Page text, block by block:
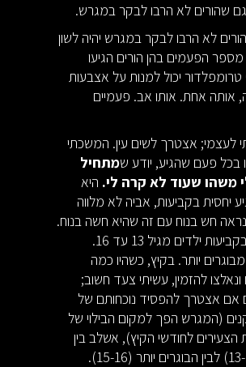
שהורים לא הרבו לבקר במגרש.
לא הרבו לבקר במגרש יהיה לשון
הפעמים בהן הורים הגיעו
יכול למנות על אצבעות
אותה אחת. אותו אב. פעמיים
לעצמי; אצטרך לשים עין. המשכתי
בכל פעם שהגיע, יודע שמתחיל
משהו שעוד לא קרה לי. היא
יחסית בקביעות, אביה לא מלווה
חש בנוח עם זה שהיא חשה בנוח.
למגרש באו בקביעות ילדים מגיל 13 עד 16.
יותר. בקיץ, כשהיו כמה
להזמין, עשיתי צעד חשוב;
אם אצטרך להפסיד נוכחותם של
(המגרש הפך למקום הבילוי של
הצעירים לחודשי הקיץ), אשלב בין